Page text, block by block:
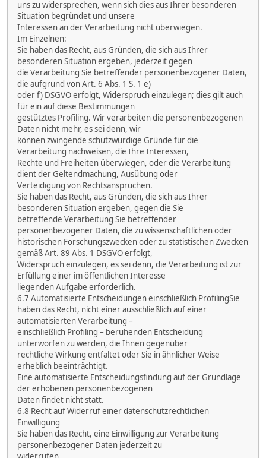
uns zu widersprechen, wenn sich dies aus Ihrer besonderen
Situation begründet und unsere
Interessen an der Verarbeitung nicht überwiegen.
Im Einzelnen:
Sie haben das Recht, aus Gründen, die sich aus Ihrer
besonderen Situation ergeben, jederzeit gegen
die Verarbeitung Sie betreffender personenbezogener Daten,
die aufgrund von Art. 6 Abs. 1 S. 1 e)
oder f) DSGVO erfolgt, Widerspruch einzulegen; dies gilt auch
für ein auf diese Bestimmungen
gestütztes Profiling. Wir verarbeiten die personenbezogenen
Daten nicht mehr, es sei denn, wir
können zwingende schutzwürdige Gründe für die
Verarbeitung nachweisen, die Ihre Interessen,
Rechte und Freiheiten überwiegen, oder die Verarbeitung
dient der Geltendmachung, Ausübung oder
Verteidigung von Rechtsansprüchen.
Sie haben das Recht, aus Gründen, die sich aus Ihrer
besonderen Situation ergeben, gegen die Sie
betreffende Verarbeitung Sie betreffender
personenbezogener Daten, die zu wissenschaftlichen oder
historischen Forschungszwecken oder zu statistischen Zwecken
gemäß Art. 89 Abs. 1 DSGVO erfolgt,
Widerspruch einzulegen, es sei denn, die Verarbeitung ist zur
Erfüllung einer im öffentlichen Interesse
liegenden Aufgabe erforderlich.
6.7 Automatisierte Entscheidungen einschließlich ProfilingSie
haben das Recht, nicht einer ausschließlich auf einer
automatisierten Verarbeitung –
einschließlich Profiling – beruhenden Entscheidung
unterworfen zu werden, die Ihnen gegenüber
rechtliche Wirkung entfaltet oder Sie in ähnlicher Weise
erheblich beeinträchtigt.
Eine automatisierte Entscheidungsfindung auf der Grundlage
der erhobenen personenbezogenen
Daten findet nicht statt.
6.8 Recht auf Widerruf einer datenschutzrechtlichen
Einwilligung
Sie haben das Recht, eine Einwilligung zur Verarbeitung
personenbezogener Daten jederzeit zu